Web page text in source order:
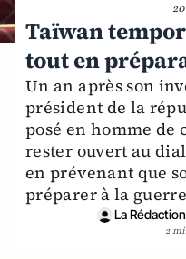
Taïwan
tout en
Un an après son
président de la
posé en homme
rester ouvert au
en prévenant que
préparer à la
La
2